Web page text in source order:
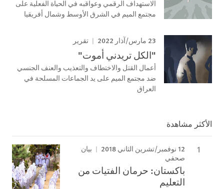
الاستهداف الرقمي وعواقبه في الحياة الفعلية على
مجتمع الميم في الشرق الأوسط وشمال أفريقيا
23 مارس/آذار 2022 تقرير
"الكل تريدني أموت"
أعمال القتل والاختطاف والتعذيب والعنف الجنسي
ضد مجتمع الميم على يد الجماعات المسلحة في
العراق
الأكثر مشاهدة
12 نوفمبر/تشرين الثاني 2018
بيان
صحفي
باكستان: حرمان الفتيات من
التعليم